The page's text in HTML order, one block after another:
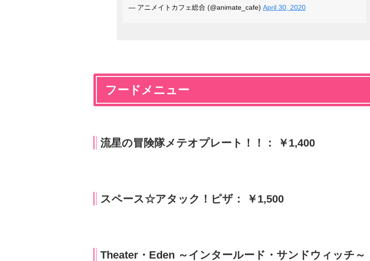
— アニメイトカフェ総合 (@animate_cafe) April 30, 2020
フードメニュー
流星の冒険隊メテオプレート！！： ￥1,400